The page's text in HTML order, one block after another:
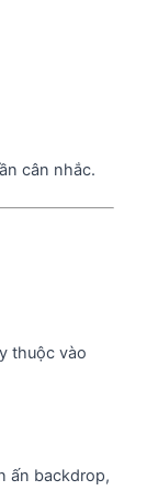
cân nhắc.
thuộc vào
ấn backdrop,